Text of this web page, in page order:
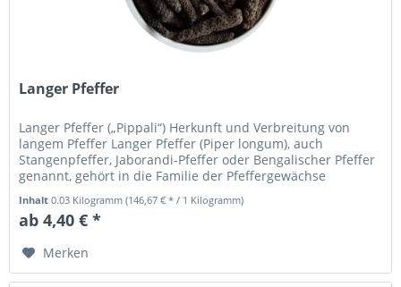
Langer Pfeffer
Langer Pfeffer („Pippali“) Herkunft und Verbreitung von
langem Pfeffer Langer Pfeffer (Piper longum), auch
Stangenpfeffer, Jaborandi-Pfeffer oder Bengalischer Pfeffer
genannt, gehört in die Familie der Pfeffergewächse
Inhalt0.03 Kilogramm(146,67 € * / 1 Kilogramm)
ab 4,40 € *
Merken